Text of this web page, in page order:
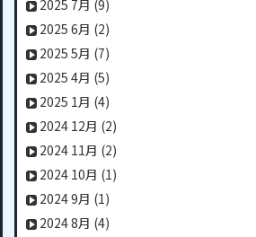
2025 7月 (9)
2025 6月 (2)
2025 5月 (7)
2025 4月 (5)
2025 1月 (4)
2024 12月 (2)
2024 11月 (2)
2024 10月 (1)
2024 9月 (1)
2024 8月 (4)